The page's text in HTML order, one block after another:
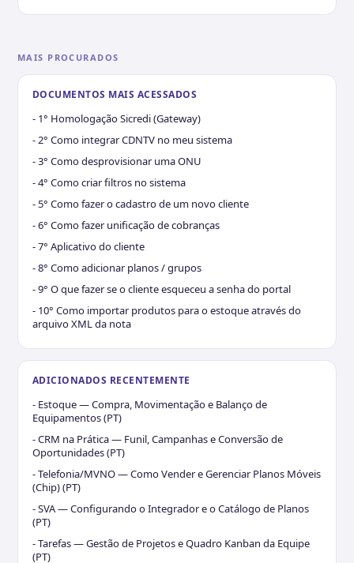
MAIS PROCURADOS
DOCUMENTOS MAIS ACESSADOS
- 1° Homologação Sicredi (Gateway)
- 2° Como integrar CDNTV no meu sistema
- 3° Como desprovisionar uma ONU
- 4° Como criar filtros no sistema
- 5° Como fazer o cadastro de um novo cliente
- 6° Como fazer unificação de cobranças
- 7° Aplicativo do cliente
- 8° Como adicionar planos / grupos
- 9° O que fazer se o cliente esqueceu a senha do portal
- 10° Como importar produtos para o estoque através do
arquivo XML da nota
ADICIONADOS RECENTEMENTE
- Estoque — Compra, Movimentação e Balanço de
Equipamentos (PT)
- CRM na Prática — Funil, Campanhas e Conversão de
Oportunidades (PT)
- Telefonia/MVNO — Como Vender e Gerenciar Planos Móveis
(Chip) (PT)
- SVA — Configurando o Integrador e o Catálogo de Planos
(PT)
- Tarefas — Gestão de Projetos e Quadro Kanban da Equipe
(PT)